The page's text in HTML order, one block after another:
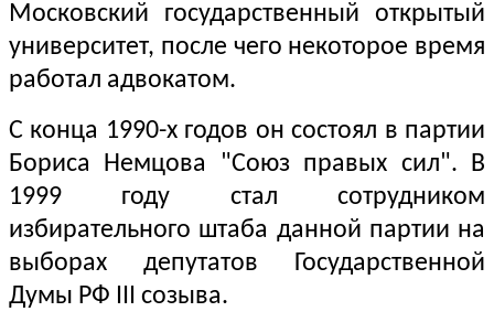
Московский государственный открытый
университет, после чего некоторое время
работал адвокатом.
С конца 1990-х годов он состоял в партии
Бориса Немцова "Союз правых сил". В
1999 году стал сотрудником
избирательного штаба данной партии на
выборах депутатов Государственной
Думы РФ III созыва.